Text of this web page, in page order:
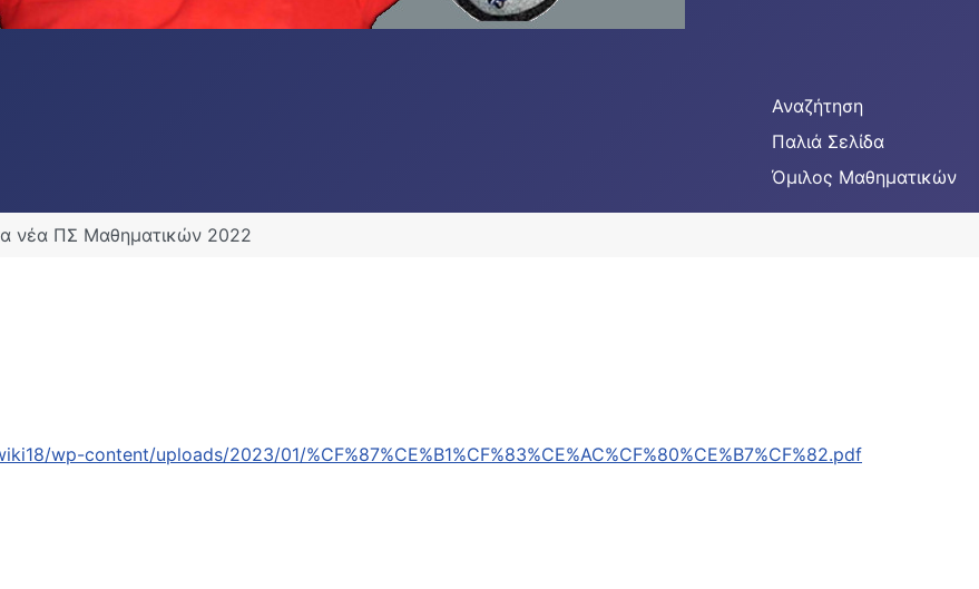
Αναζήτηση
Παλιά Σελίδα
Όμιλος Μαθηματικών
νέα ΠΣ Μαθηματικών 2022
wp-content/uploads/2023/01/%CF%87%CE%B1%CF%83%CE%AC%CF%80%CE%B7%CF%82.pdf